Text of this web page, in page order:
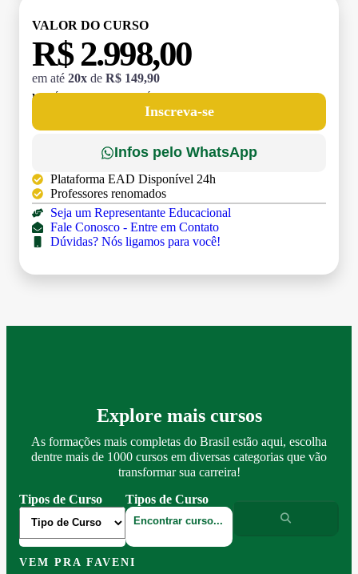
VALOR DO CURSO
R$ 2.998,00
em até 20x de R$ 149,90
MATRÍCULA:
Inscreva-se
Infos pelo WhatsApp
Plataforma EAD Disponível 24h
Professores renomados
Seja um Representante Educacional
Fale Conosco - Entre em Contato
Dúvidas? Nós ligamos para você!
Explore mais cursos
As formações mais completas do Brasil estão aqui, escolha
dentre mais de 1000 cursos em diversas categorias que vão
transformar sua carreira!
Tipos de Curso
Tipos de Curso
VEM PRA FAVENI